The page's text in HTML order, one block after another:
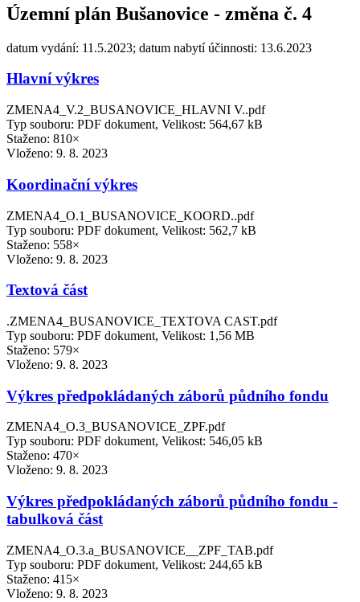
Územní plán Bušanovice - změna č. 4
datum vydání: 11.5.2023; datum nabytí účinnosti: 13.6.2023
Hlavní výkres
ZMENA4_V.2_BUSANOVICE_HLAVNI V..pdf
Typ souboru: PDF dokument, Velikost: 564,67 kB
Staženo: 810×
Vloženo: 9. 8. 2023
Koordinační výkres
ZMENA4_O.1_BUSANOVICE_KOORD..pdf
Typ souboru: PDF dokument, Velikost: 562,7 kB
Staženo: 558×
Vloženo: 9. 8. 2023
Textová část
.ZMENA4_BUSANOVICE_TEXTOVA CAST.pdf
Typ souboru: PDF dokument, Velikost: 1,56 MB
Staženo: 579×
Vloženo: 9. 8. 2023
Výkres předpokládaných záborů půdního fondu
ZMENA4_O.3_BUSANOVICE_ZPF.pdf
Typ souboru: PDF dokument, Velikost: 546,05 kB
Staženo: 470×
Vloženo: 9. 8. 2023
Výkres předpokládaných záborů půdního fondu -
tabulková část
ZMENA4_O.3.a_BUSANOVICE__ZPF_TAB.pdf
Typ souboru: PDF dokument, Velikost: 244,65 kB
Staženo: 415×
Vloženo: 9. 8. 2023